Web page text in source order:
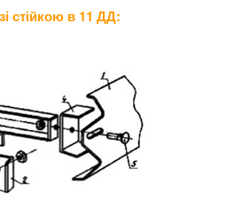
стійкою в 11 ДД: